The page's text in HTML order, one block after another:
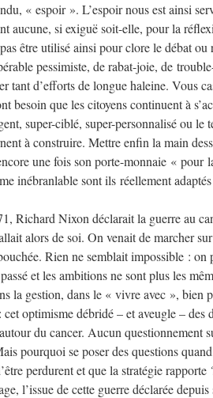
« espoir ». L’espoir nous est ainsi
aucune, si exiguë soit-elle, pour la
être utilisé ainsi pour clore le débat
pessimiste, de rabat-joie, de
tant d’efforts de longue haleine. Vous
besoin que les citoyens continuent à
super-ciblé, super-personnalisé ou le
à construire. Mettre enfin la main
une fois son porte-monnaie « pour
inébranlable sont ils réellement
Richard Nixon déclarait la guerre au
alors de soi. On venait de marcher
Rien ne semblait impossible : on
et les ambitions ne sont plus les
la gestion, dans le « vivre avec », bien
cet optimisme débridé – et aveugle – des
du cancer. Aucun questionnement
pourquoi se poser des questions
perdurent et que la stratégie
l’issue de cette guerre déclarée